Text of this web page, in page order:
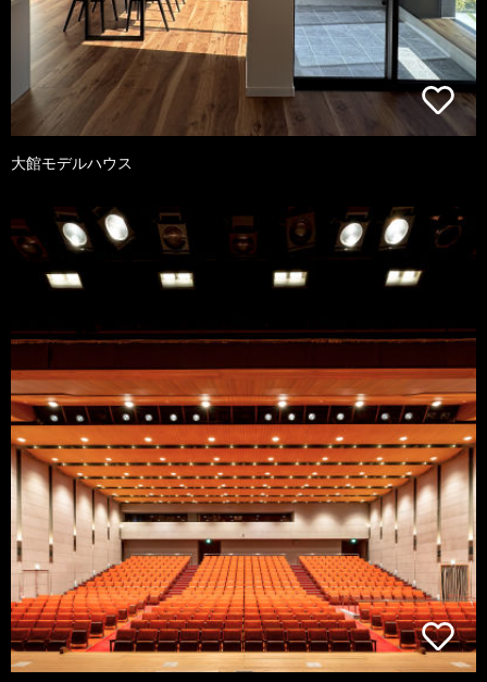
大館モデルハウス